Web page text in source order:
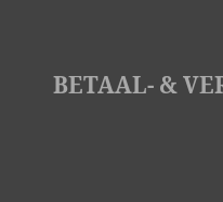
BETAAL- &